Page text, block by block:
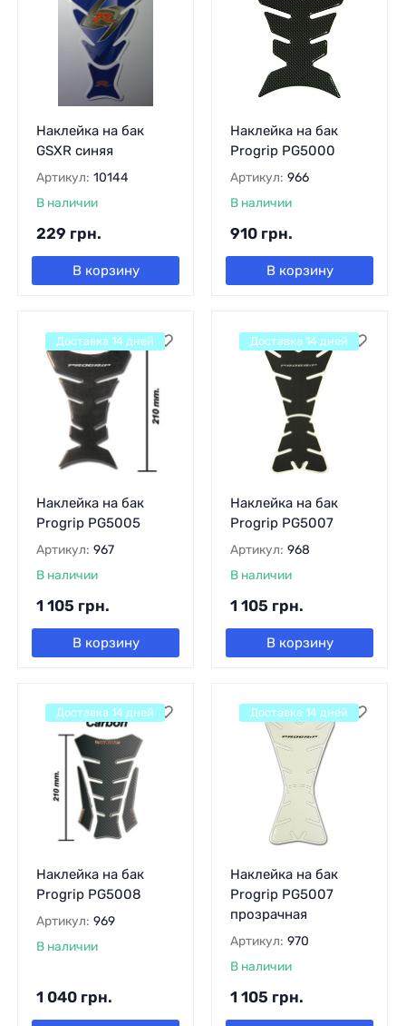
Наклейка на бак
GSXR синяя
Артикул: 10144
В наличии
229 грн.
В корзину
Наклейка на бак
Progrip PG5000
Артикул: 966
В наличии
910 грн.
В корзину
Наклейка на бак
Progrip PG5005
Артикул: 967
В наличии
1 105 грн.
В корзину
Доставка 14 дней
Наклейка на бак
Progrip PG5007
Артикул: 968
В наличии
1 105 грн.
В корзину
Доставка 14 дней
Наклейка на бак
Progrip PG5008
Артикул: 969
В наличии
1 040 грн.
Доставка 14 дней
Наклейка на бак
Progrip PG5007
прозрачная
Артикул: 970
В наличии
1 105 грн.
Доставка 14 дней